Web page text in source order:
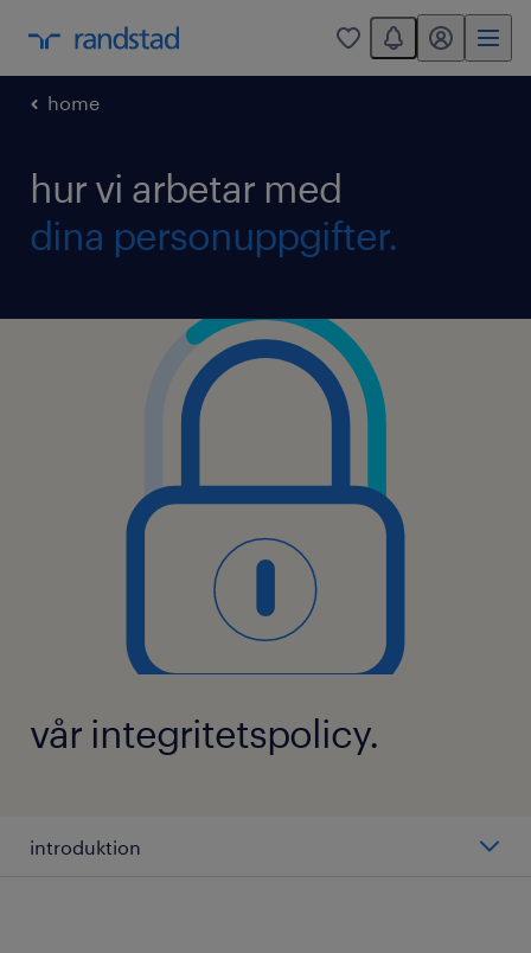
0
You have 0
mitt randstad
home
hur vi arbetar med
dina personuppgifter.
vår integritetspolicy.
introduktion